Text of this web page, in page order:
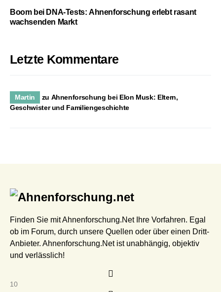
Boom bei DNA-Tests: Ahnenforschung erlebt rasant
wachsenden Markt
Letzte Kommentare
Martin zu Ahnenforschung bei Elon Musk: Eltern,
Geschwister und Familiengeschichte
Finden Sie mit Ahnenforschung.Net Ihre Vorfahren. Egal
ob im Forum, durch unsere Quellen oder über einen Dritt-
Anbieter. Ahnenforschung.Net ist unabhängig, objektiv
und verlässlich!
10